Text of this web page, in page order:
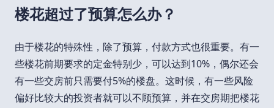
楼花超过了预算怎么办？
由于楼花的特殊性，除了预算，付款方式也很重要。有一
些楼花前期要求的定金特别少，可以达到10%，偶尔还会
有一些交房前只需要付5%的楼盘。这时候，有一些风险
偏好比较大的投资者就可以不顾预算，并在交房期把楼花